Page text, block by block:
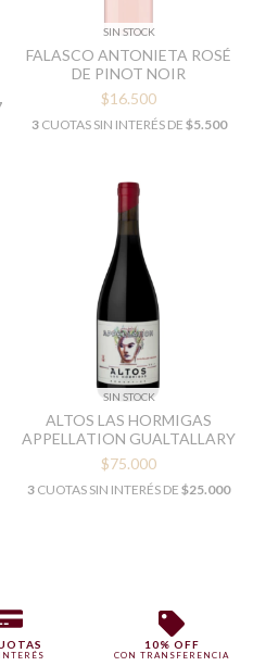
SIN STOCK
FALASCO ANTONIETA ROSÉ
DE PINOT NOIR
$16.500
3CUOTAS SIN INTERÉS DE $5.500
SIN STOCK
ALTOS LAS HORMIGAS
APPELLATION GUALTALLARY
$75.000
3 CUOTAS SIN INTERÉS DE $25.000
10% OFF
CON TRANSFERENCIA